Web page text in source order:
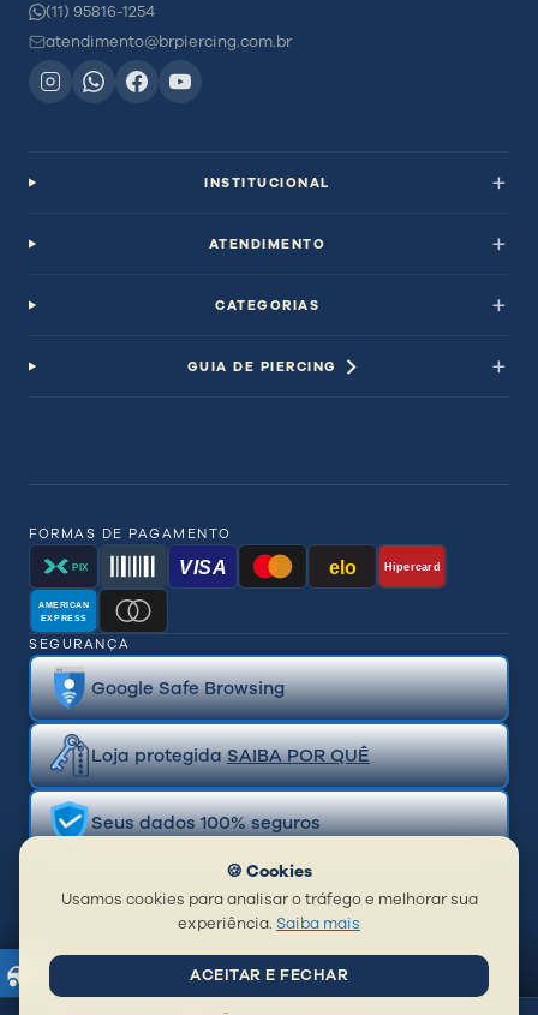
(11) 95816-1254
atendimento@brpiercing.com.br
INSTITUCIONAL
ATENDIMENTO
CATEGORIAS
GUIA DE PIERCING
FORMAS DE PAGAMENTO
PIX VISA elo Hipercard
AMERICAN
EXPRESS
SEGURANÇA
Google Safe Browsing
Loja protegidaSAIBA POR QUÊ
Seus dados 100% seguros
© 2026 BR Distribuidora de Piercing Ltda | CNPJ:
🍪 Cookies
Usamos cookies para analisar o tráfego e melhorar sua
experiência. Saiba mais
ACEITAR E FECHAR